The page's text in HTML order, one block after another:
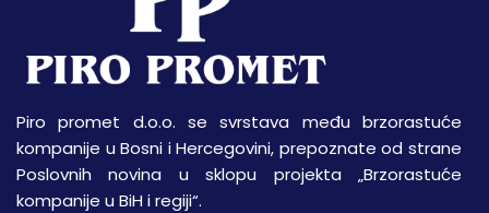
Piro promet d.o.o. se svrstava među brzorastuće
kompanije u Bosni i Hercegovini, prepoznate od strane
Poslovnih novina u sklopu projekta „Brzorastuće
kompanije u BiH i regiji“.